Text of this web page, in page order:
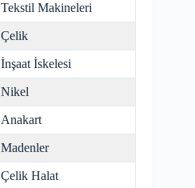
Tekstil Makineleri
Çelik
İnşaat İskelesi
Nikel
Anakart
Madenler
Çelik Halat